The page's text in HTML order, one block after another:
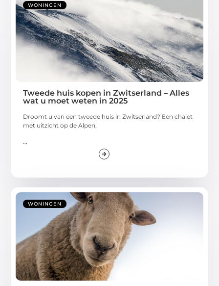
WONINGEN
Tweede huis kopen in Zwitserland – Alles
wat u moet weten in 2025
Droomt u van een tweede huis in Zwitserland? Een chalet
met uitzicht op de Alpen,
WONINGEN